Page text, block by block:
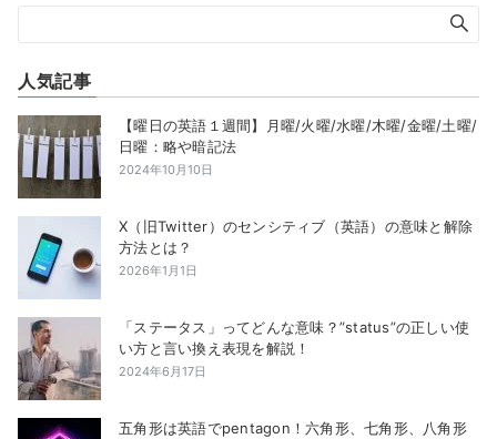
人気記事
【曜日の英語１週間】月曜/火曜/水曜/木曜/金曜/土曜/
日曜：略や暗記法
2024年10月10日
X（旧Twitter）のセンシティブ（英語）の意味と解除
方法とは？
2026年1月1日
「ステータス」ってどんな意味？”status”の正しい使
い方と言い換え表現を解説！
2024年6月17日
五角形は英語でpentagon！六角形、七角形、八角形